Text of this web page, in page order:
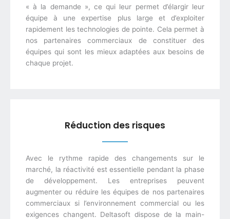
« à la demande », ce qui leur permet d’élargir leur
équipe à une expertise plus large et d’exploiter
rapidement les technologies de pointe. Cela permet à
nos partenaires commerciaux de constituer des
équipes qui sont les mieux adaptées aux besoins de
chaque projet.
Réduction des risques
Avec le rythme rapide des changements sur le
marché, la réactivité est essentielle pendant la phase
de développement. Les entreprises peuvent
augmenter ou réduire les équipes de nos partenaires
commerciaux si l’environnement commercial ou les
exigences changent. Deltasoft dispose de la main-